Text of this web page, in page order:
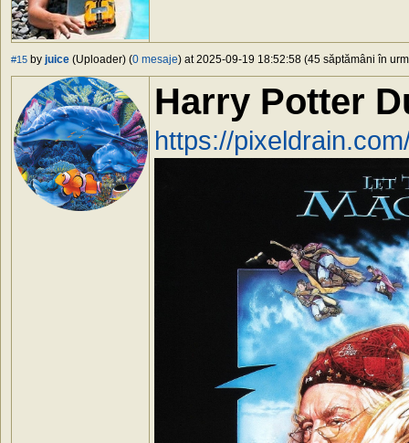
#15 by juice (Uploader) (0 mesaje) at 2025-09-19 18:52:58 (45 săptămâni în
Harry Potter
https://